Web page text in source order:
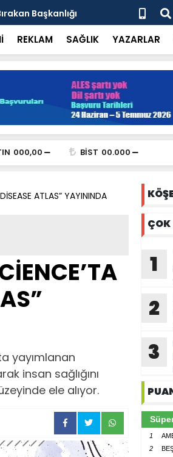
Programı ve İttihat
Şehrin Dönercisi
Adresi
REKLAM SAĞLIK YAZARLAR
000,00 BİST 00.000
ATLAS” YAYININDA
yayımlanan
insan sağlığını
ele alıyor.
ÇOK
1
2
3
1
2